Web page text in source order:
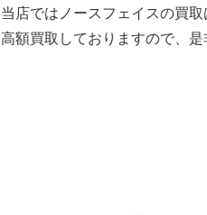
当店ではノースフェイスの買
高額買取しておりますので、是